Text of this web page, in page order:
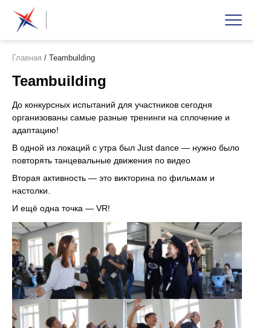
Главная / Teambuilding
Teambuilding
До конкурсных испытаний для участников сегодня
организованы самые разные тренинги на сплочение и
адаптацию!
В одной из локаций с утра был Just dance — нужно было
повторять танцевальные движения по видео
Вторая активность — это викторина по фильмам и
настолки.
И ещё одна точка — VR!